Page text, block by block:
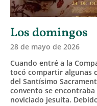
Los domingos
28 de mayo de 2026
Cuando entré a la
tocó compartir algunas
del Santísimo
convento se
noviciado jesuita.